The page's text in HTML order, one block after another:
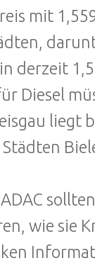
mit
derzeit
Diesel
liegt
wie sie